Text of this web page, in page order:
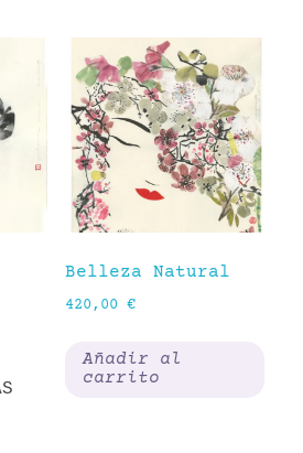
Belleza Natural
420,00 €
Añadir al
carrito